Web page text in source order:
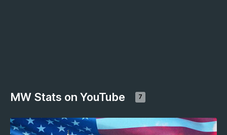
MW Stats on YouTube 7